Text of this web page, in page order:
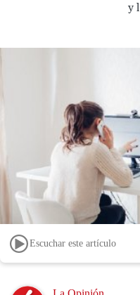
y
Escuchar este artículo